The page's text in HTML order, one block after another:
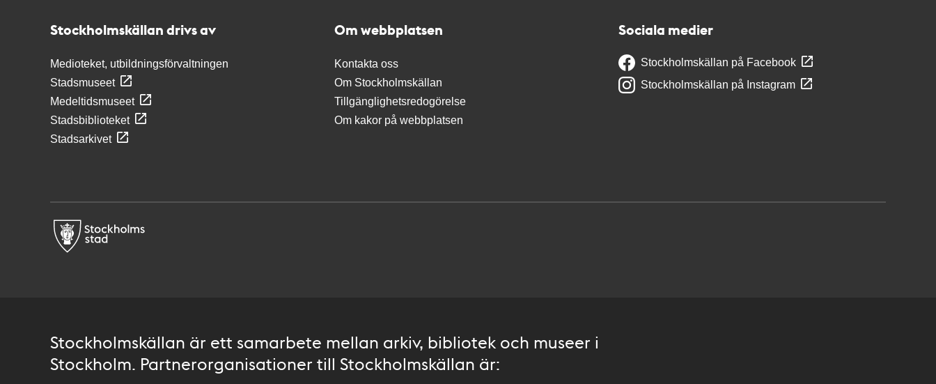
Stockholmskällan drivs av
Medioteket, utbildningsförvaltningen
Stadsmuseet
Medeltidsmuseet
Stadsbiblioteket
Stadsarkivet
Om webbplatsen
Kontakta oss
Om Stockholmskällan
Tillgänglighetsredogörelse
Om kakor på webbplatsen
Sociala medier
Stockholmskällan på Facebook
Stockholmskällan på Instagram
Stockholmskällan är ett samarbete mellan arkiv, bibliotek och museer i
Stockholm. Partnerorganisationer till Stockholmskällan är: